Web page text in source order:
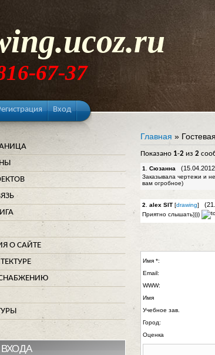
67-37
Вход
Главная »
Показано 1-2 из 2
1 Сюзанна
Заказывала чертежи и
вам огробное)
2 alex SIT [drawing]
Приятно слышать))))
Имя *:
Email:
WWW:
Имя
Учебное зав.
Город:
Оценка
О САЙТЕ